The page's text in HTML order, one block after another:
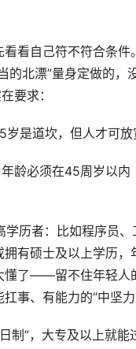
看自己符不符合条件
的北漂”量身定做的，
要求：
岁是道坎，但人才可放
龄必须在45周岁以内
学历者：比如程序员、
拥有硕士及以上学历，
懂了——留不住年轻人
事、有能力的“中坚力
制”，大专及以上就能